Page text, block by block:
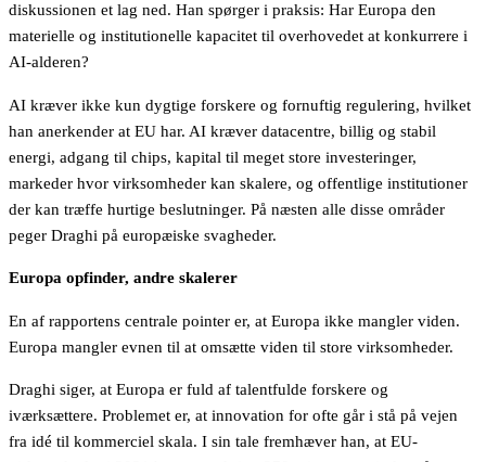
diskussionen et lag ned. Han spørger i praksis: Har Europa den
materielle og institutionelle kapacitet til overhovedet at konkurrere i
AI-alderen?
AI kræver ikke kun dygtige forskere og fornuftig regulering, hvilket
han anerkender at EU har. AI kræver datacentre, billig og stabil
energi, adgang til chips, kapital til meget store investeringer,
markeder hvor virksomheder kan skalere, og offentlige institutioner
der kan træffe hurtige beslutninger. På næsten alle disse områder
peger Draghi på europæiske svagheder.
Europa opfinder, andre skalerer
En af rapportens centrale pointer er, at Europa ikke mangler viden.
Europa mangler evnen til at omsætte viden til store virksomheder.
Draghi siger, at Europa er fuld af talentfulde forskere og
iværksættere. Problemet er, at innovation for ofte går i stå på vejen
fra idé til kommerciel skala. I sin tale fremhæver han, at EU-